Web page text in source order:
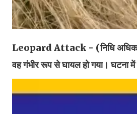
Leopard Attack - (निधि
वह गंभीर रूप से घायल हो गया। घटना